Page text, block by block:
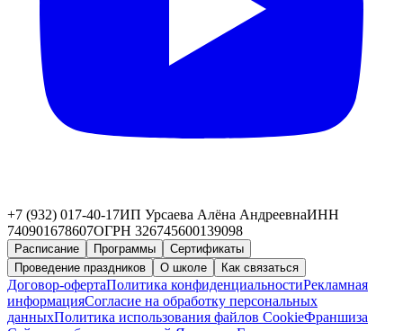
+7 (932) 017-40-17ИП Урсаева Алёна АндреевнаИНН
740901678607ОГРН 326745600139098
Расписание Программы
Сертификаты
Проведение праздников
О школе Как связаться
Договор-офертаПолитика конфиденциальностиРекламная
информацияСогласие на обработку персональных
данныхПолитика использования файлов CookieФраншиза